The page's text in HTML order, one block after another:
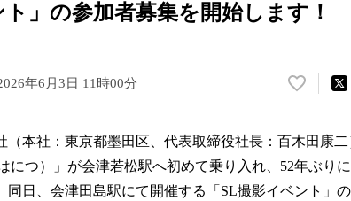
」の参加者募集を開始します！
年6月3日 11時00分
い
！
数
を
本社：東京都墨田区、代表取締役社長：百木田康二
につ）」が会津若松駅へ初めて乗り入れ、52年ぶり
日、会津田島駅にて開催する「SL撮影イベント」